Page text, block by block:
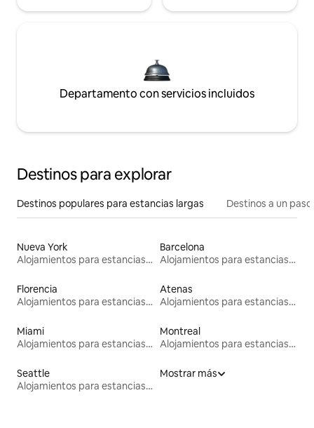
Departamento con servicios incluidos
Destinos para explorar
Destinos populares para estancias largas Destinos a un
Nueva York
Alojamientos para estancias largas
Barcelona
Alojamientos para estancias largas
Florencia
Alojamientos para estancias largas
Atenas
Alojamientos para estancias largas
Miami
Alojamientos para estancias largas
Montreal
Alojamientos para estancias largas
Seattle
Alojamientos para estancias largas
Mostrar más